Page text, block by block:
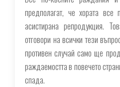
предполагат, че хората все
асистирана репродукция.
отговори на всички тези
противен случай само ще
раждаемостта в повечето
спада.